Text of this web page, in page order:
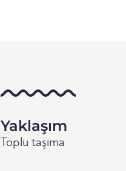
Yaklaşım
Toplu taşıma